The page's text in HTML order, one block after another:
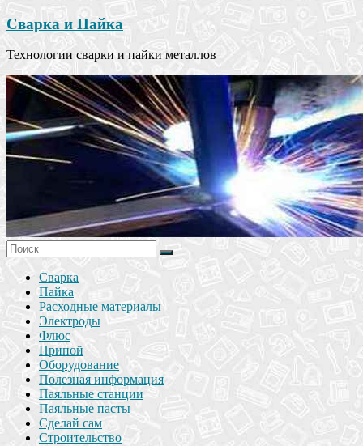
Сварка и Пайка
Технологии сварки и пайки металлов
Сварка
Пайка
Расходные материалы
Электроды
Флюс
Припой
Оборудование
Полезная информация
Паяльные станции
Паяльные пасты
Сделай сам
Строительство